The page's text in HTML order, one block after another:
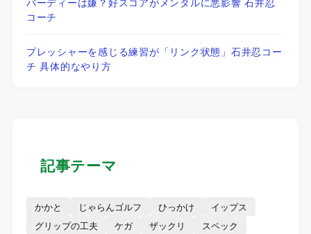
コーチ
プレッシャーを感じる練習が「リンク状態」石井忍コー
チ 具体的なやり方
記事テーマ
かかと じゃらんゴルフ ひっかけ
イップス
グリップの工夫
ケガ ザックリ
スペック